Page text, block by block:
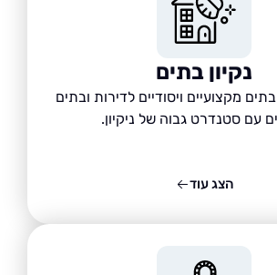
בתים
ויסודיים לדירות ובתים
גבוה של ניקיון.